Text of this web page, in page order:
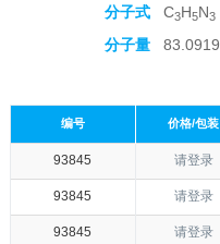
分子式
C3H5N3
分子量 83.0919
编号 价格/包装
93845 请登录
93845 请登录
93845 请登录